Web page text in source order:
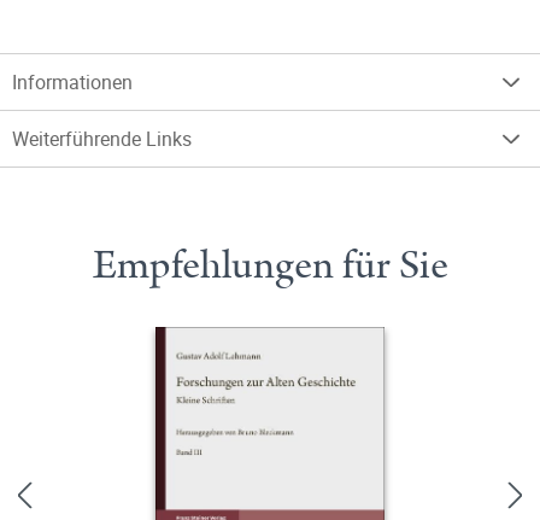
Informationen
Weiterführende Links
Empfehlungen für Sie